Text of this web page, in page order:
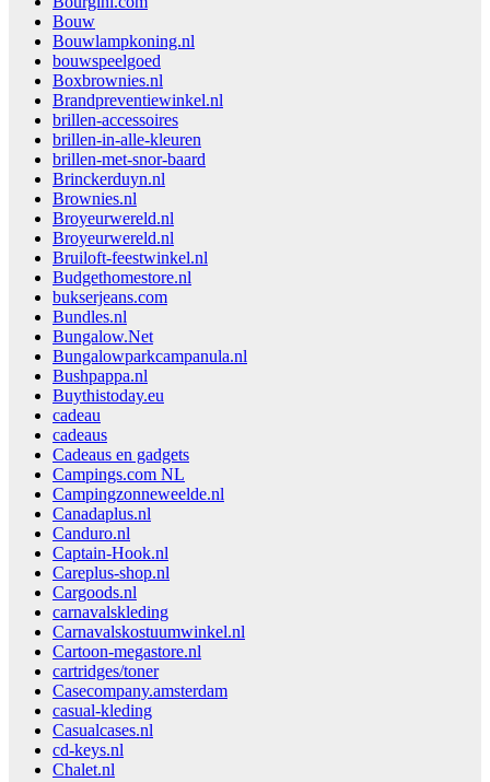
Bouw
Bouwlampkoning.nl
bouwspeelgoed
Boxbrownies.nl
Brandpreventiewinkel.nl
brillen-accessoires
brillen-in-alle-kleuren
brillen-met-snor-baard
Brinckerduyn.nl
Brownies.nl
Broyeurwereld.nl
Broyeurwereld.nl
Bruiloft-feestwinkel.nl
Budgethomestore.nl
bukserjeans.com
Bundles.nl
Bungalow.Net
Bungalowparkcampanula.nl
Bushpappa.nl
Buythistoday.eu
cadeau
cadeaus
Cadeaus en gadgets
Campings.com NL
Campingzonneweelde.nl
Canadaplus.nl
Canduro.nl
Captain-Hook.nl
Careplus-shop.nl
Cargoods.nl
carnavalskleding
Carnavalskostuumwinkel.nl
Cartoon-megastore.nl
cartridges/toner
Casecompany.amsterdam
casual-kleding
Casualcases.nl
cd-keys.nl
Chalet.nl